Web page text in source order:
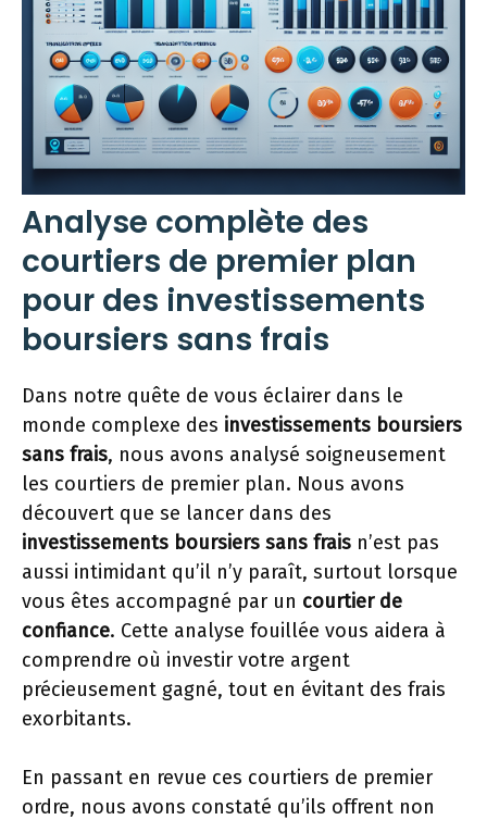
Analyse complète des
courtiers de premier plan
pour des investissements
boursiers sans frais
Dans notre quête de vous éclairer dans le
monde complexe des investissements boursiers
sans frais, nous avons analysé soigneusement
les courtiers de premier plan. Nous avons
découvert que se lancer dans des
investissements boursiers sans frais n’est pas
aussi intimidant qu’il n’y paraît, surtout lorsque
vous êtes accompagné par un courtier de
confiance. Cette analyse fouillée vous aidera à
comprendre où investir votre argent
précieusement gagné, tout en évitant des frais
exorbitants.
En passant en revue ces courtiers de premier
ordre, nous avons constaté qu’ils offrent non